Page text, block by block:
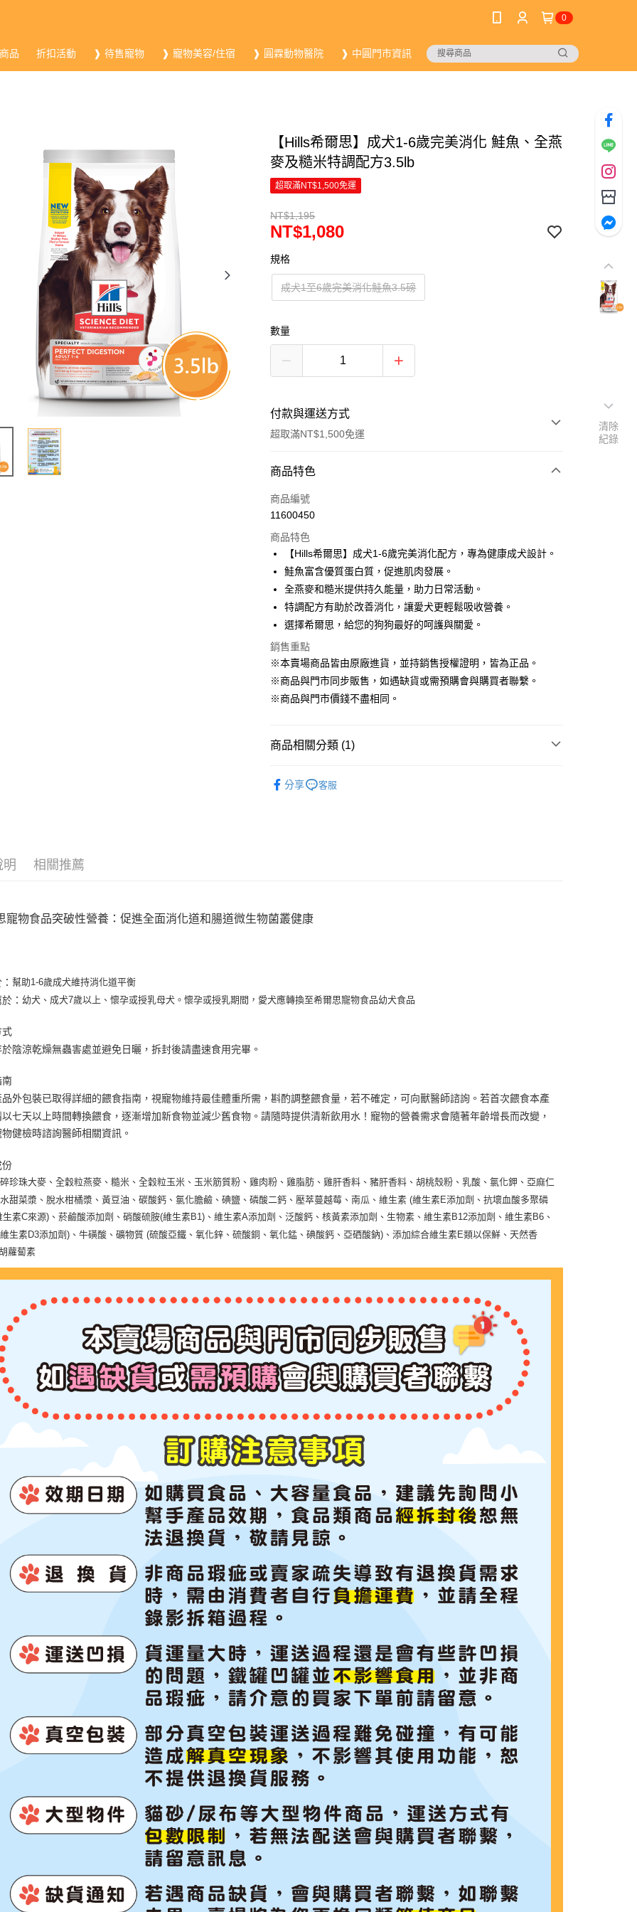
0
品 折扣活動 ❱ 待售寵物 ❱ 寵物美容/住宿 ❱ 圓霖動物醫院 ❱ 中圓門市資訊
【Hills希爾思】成犬1-6歲完美消化 鮭魚、全燕
麥及糙米特調配方3.5lb
超取滿NT$1,500免運
NT$1,195
NT$1,080
規格
成犬1至6歲完美消化鮭魚3.5磅
數量
付款與運送方式
超取滿NT$1,500免運
付款方式
信用卡一次付款
LINE Pay
Apple Pay
街口支付
悠遊付
Google Pay
ATM付款
貨到付款
運送方式
【全家】取貨付款1500免運
【7-11】取貨1500免運
【宅配-貨到付款】1500免運
商品特色
商品編號
11600450
商品特色
【Hills希爾思】成犬1-6歲完美消化配方，專為健康成犬設計。
鮭魚富含優質蛋白質，促進肌肉發展。
全燕麥和糙米提供持久能量，助力日常活動。
特調配方有助於改善消化，讓愛犬更輕鬆吸收營養。
選擇希爾思，給您的狗狗最好的呵護與關愛。
銷售重點
※本賣場商品皆由原廠進貨，並持銷售授權證明，皆為正品。
※商品與門市同步販售，如遇缺貨或需預購會與購買者聯繫。
※商品與門市價錢不盡相同。
商品相關分類 (1)
分享
客服
明 相關推薦
寵物食品突破性營養：促進全面消化道和腸道微生物菌叢健康
：幫助1-6歲成犬維持消化道平衡
於：幼犬、成犬7歲以上、懷孕或授乳母犬。懷孕或授乳期間，愛犬應轉換至希爾思寵物食品幼犬食品
式
陰涼乾燥無蟲害處並避免日曬，拆封後請盡速食用完畢。
南
外包裝已取得詳細的餵食指南，視寵物維持最佳體重所需，斟酌調整餵食量，若不確定，可向獸醫師諮詢。若首次餵食本產
以七天以上時間轉換餵食，逐漸增加新食物並減少舊食物。請隨時提供清新飲用水！寵物的營養需求會隨著年齡增長而改變，
健檢時諮詢醫師相關資訊。
份
珍珠大麥、全穀粒燕麥、糙米、全穀粒玉米、玉米筋質粉、雞肉粉、雞脂肪、雞肝香料、豬肝香料、胡桃殼粉、乳酸、氯化鉀、亞麻仁
甜菜漿、脫水柑橘漿、黃豆油、碳酸鈣、氯化膽鹼、碘鹽、磷酸二鈣、壓萃蔓越莓、南瓜、維生素 (維生素E添加劑、抗壞血酸多聚磷
生素C來源)、菸鹼酸添加劑、硝酸硫胺(維生素B1)、維生素A添加劑、泛酸鈣、核黃素添加劑、生物素、維生素B12添加劑、維生素B6、
生素D3添加劑)、牛磺酸、礦物質 (硫酸亞鐵、氧化鋅、硫酸銅、氧化錳、碘酸鈣、亞硒酸鈉)、添加綜合維生素E類以保鮮、天然香
蘿蔔素
清除
紀錄